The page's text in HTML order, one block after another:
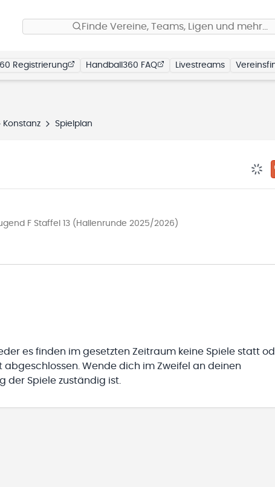
Finde Vereine, Teams, Ligen und mehr…
Registrierung Handball360 FAQ Livestreams
Konstanz Spielplan
F Staffel 13 (Hallenrunde 2025/2026)
es finden im gesetzten Zeitraum keine Spiele statt
Wende dich im Zweifel an deinen
der Spiele zuständig ist.